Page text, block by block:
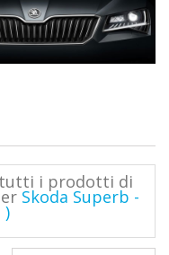
tutti i prodotti di
Skoda Superb -
)